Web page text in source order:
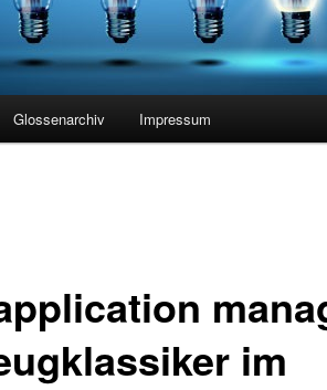
Glossenarchiv Impressum
im